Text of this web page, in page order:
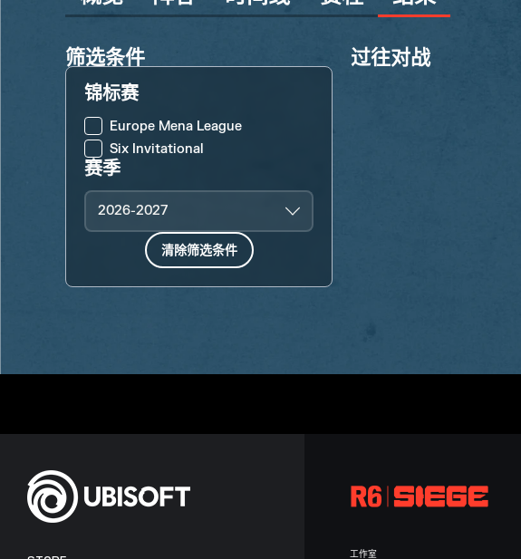
筛选条件
锦标赛
Europe Mena League
Six Invitational
赛季
2026-2027
清除筛选条件
过往对战
工作室